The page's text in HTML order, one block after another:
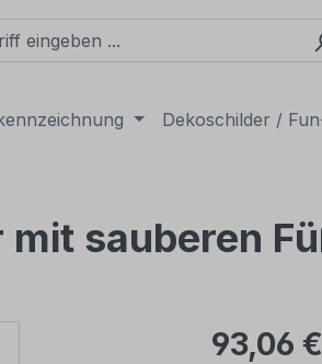
Dekoschilder /
sauberen
93,06 €